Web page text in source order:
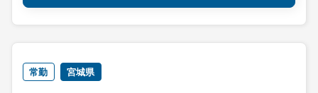
常勤 宮城県